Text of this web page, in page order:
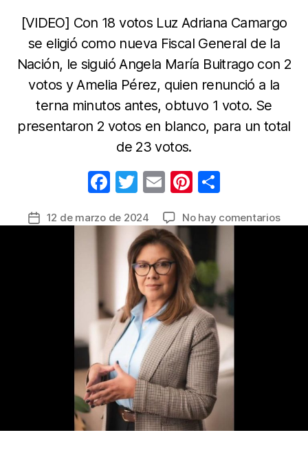
[VIDEO] Con 18 votos Luz Adriana Camargo
se eligió como nueva Fiscal General de la
Nación, le siguió Angela María Buitrago con 2
votos y Amelia Pérez, quien renunció a la
terna minutos antes, obtuvo 1 voto. Se
presentaron 2 votos en blanco, para un total
de 23 votos.
F
c
e
b
o
o
k
T
itt
er
E
ail
Pi
er
st
m
ar
tir
Fecha12 de marzo de 2024 No hay comentariosen
de